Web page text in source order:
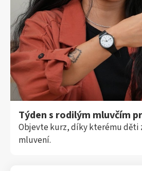
Týden s rodilým mluvčím
Objevte kurz, díky kterému děti
mluvení.